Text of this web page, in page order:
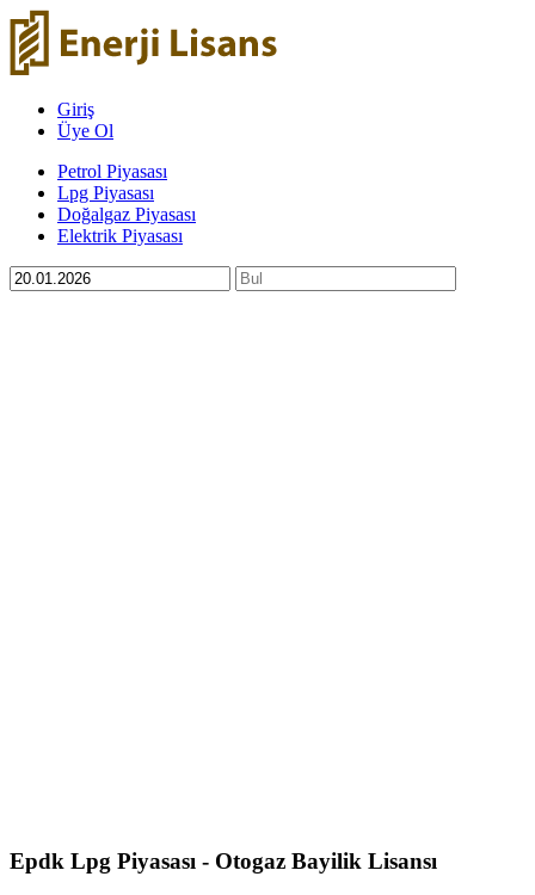
Giriş
Üye Ol
Petrol Piyasası
Lpg Piyasası
Doğalgaz Piyasası
Elektrik Piyasası
Epdk Lpg Piyasası - Otogaz Bayilik Lisansı